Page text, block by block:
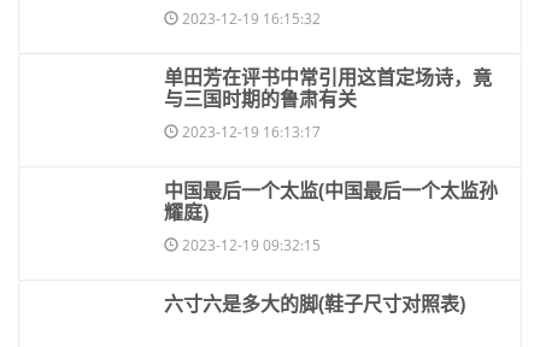
2023-12-19 16:15:32
​单田芳在评书中常引用这首定场诗，竟
与三国时期的鲁肃有关
2023-12-19 16:13:17
​中国最后一个太监(中国最后一个太监孙
耀庭)
2023-12-19 09:32:15
​六寸六是多大的脚(鞋子尺寸对照表)